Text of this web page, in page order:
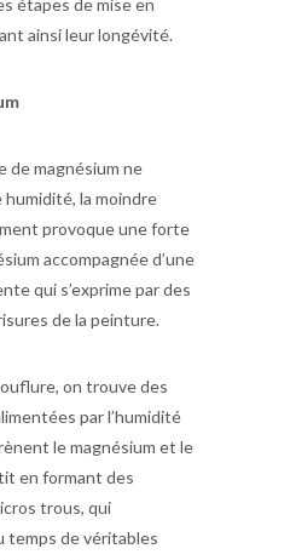
étapes de mise en
ainsi leur longévité.
de magnésium ne
la moindre
provoque une forte
accompagnée d’une
qui s’exprime par des
de la peinture.
on trouve des
par l’humidité
le magnésium et le
en formant des
trous, qui
temps de véritables